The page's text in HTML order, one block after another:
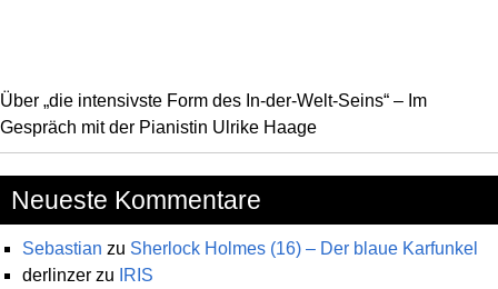
Über „die intensivste Form des In-der-Welt-Seins“ – Im
Gespräch mit der Pianistin Ulrike Haage
Neueste Kommentare
Sebastian zu Sherlock Holmes (16) – Der blaue Karfunkel
derlinzer zu
IRIS